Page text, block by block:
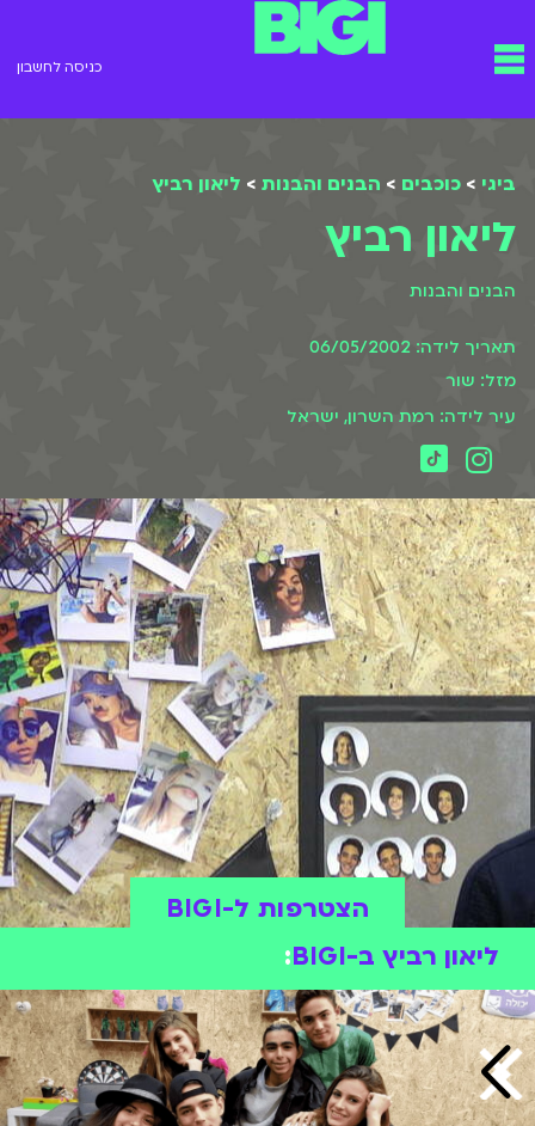
תפריט כניסה לחשבון
ביגי > כוכבים > הבנים והבנות > ליאון רביץ
ליאון רביץ
הבנים והבנות
תאריך לידה: 06/05/2002
מזל: שור
עיר לידה: רמת השרון, ישראל
הצטרפות ל-BIGI
ליאון רביץ ב-BIGI
: